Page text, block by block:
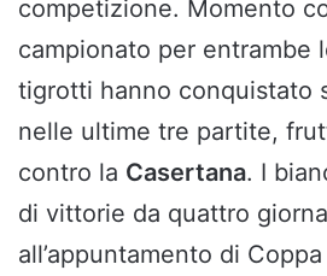
competizione. Momento
campionato per entrambe
tigrotti hanno conquistato
nelle ultime tre partite,
contro la Casertana. I
di vittorie da quattro
all’appuntamento di